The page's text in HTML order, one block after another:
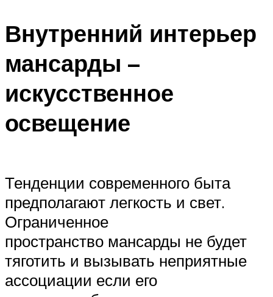
Внутренний интерьер
мансарды –
искусственное
освещение
Тенденции современного быта
предполагают легкость и свет.
Ограниченное
пространство мансарды не будет
тяготить и вызывать неприятные
ассоциации если его